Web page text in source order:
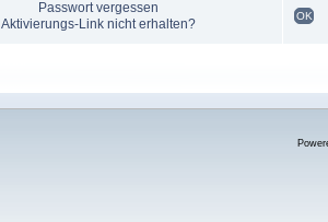
Passwort vergessen
Aktivierungs-Link nicht erhalten?
OK